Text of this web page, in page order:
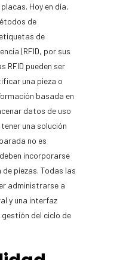
Hoy en día,
de
de
(RFID, por sus
RFID pueden ser
una pieza o
basada en
datos de uso
una solución
no es
incorporarse
piezas. Todas las
administrarse a
y una interfaz
del ciclo de